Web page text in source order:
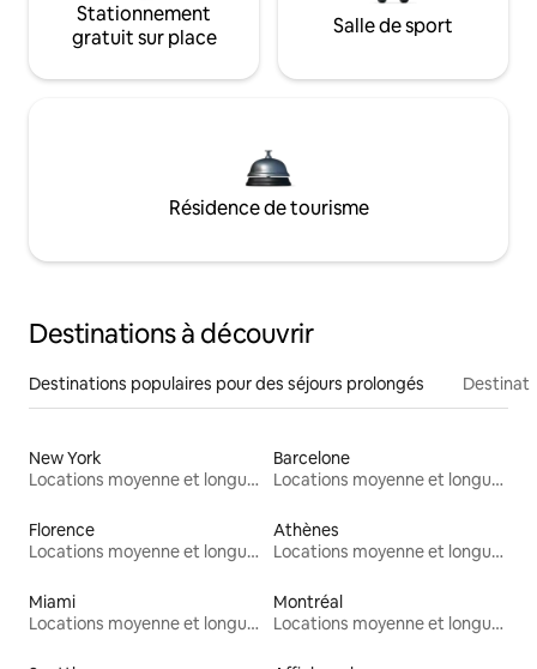
Stationnement
gratuit sur place
Salle de sport
Résidence de tourisme
Destinations à découvrir
Destinations populaires pour des séjours prolongés
New York
Locations moyenne et longue durée
Barcelone
Locations moyenne et longue durée
Florence
Locations moyenne et longue durée
Athènes
Locations moyenne et longue durée
Miami
Locations moyenne et longue durée
Montréal
Locations moyenne et longue durée